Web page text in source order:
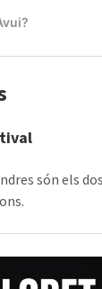
són els